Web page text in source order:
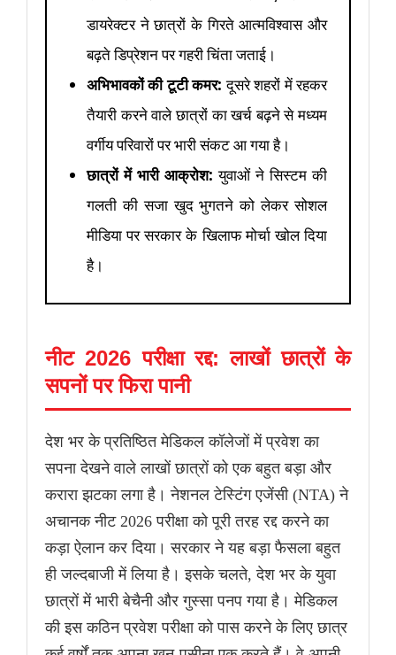
डायरेक्टर ने छात्रों के गिरते आत्मविश्वास और
बढ़ते डिप्रेशन पर गहरी चिंता जताई।
अभिभावकों की टूटी कमर: दूसरे शहरों में रहकर
तैयारी करने वाले छात्रों का खर्च बढ़ने से मध्यम
वर्गीय परिवारों पर भारी संकट आ गया है।
छात्रों में भारी आक्रोश: युवाओं ने सिस्टम की
गलती की सजा खुद भुगतने को लेकर सोशल
मीडिया पर सरकार के खिलाफ मोर्चा खोल दिया
है।
नीट 2026 परीक्षा रद्द: लाखों छात्रों के
सपनों पर फिरा पानी
देश भर के प्रतिष्ठित मेडिकल कॉलेजों में प्रवेश का
सपना देखने वाले लाखों छात्रों को एक बहुत बड़ा और
करारा झटका लगा है। नेशनल टेस्टिंग एजेंसी (NTA) ने
अचानक नीट 2026 परीक्षा को पूरी तरह रद्द करने का
कड़ा ऐलान कर दिया। सरकार ने यह बड़ा फैसला बहुत
ही जल्दबाजी में लिया है। इसके चलते, देश भर के युवा
छात्रों में भारी बेचैनी और गुस्सा पनप गया है। मेडिकल
की इस कठिन प्रवेश परीक्षा को पास करने के लिए छात्र